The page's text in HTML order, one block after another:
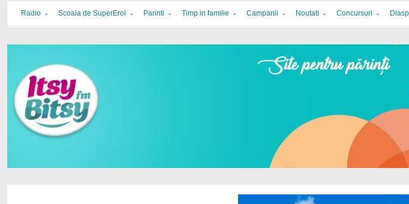
Itsy Bitsy
bucurie in familie
Radio Scoala de SuperEroi Parinti Timp in familie Campanii Noutati Concursuri